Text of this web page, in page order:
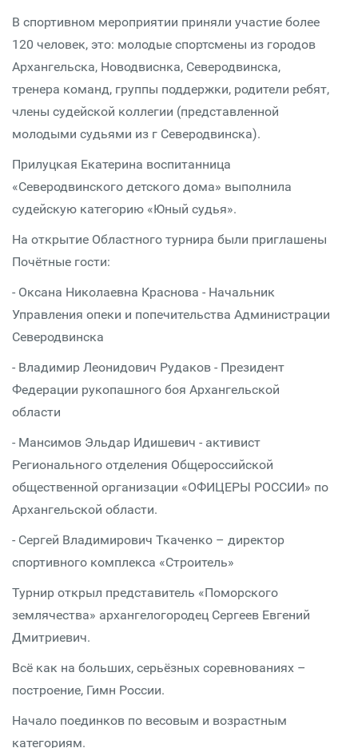
В спортивном мероприятии приняли участие более
120 человек, это: молодые спортсмены из городов
Архангельска, Новодвиснка, Северодвинска,
тренера команд, группы поддержки, родители ребят,
члены судейской коллегии (представленной
молодыми судьями из г Северодвинска).
Прилуцкая Екатерина воспитанница
«Северодвинского детского дома» выполнила
судейскую категорию «Юный судья».
На открытие Областного турнира были приглашены
Почётные гости:
- Оксана Николаевна Краснова - Начальник
Управления опеки и попечительства Администрации
Северодвинска
- Владимир Леонидович Рудаков - Президент
Федерации рукопашного боя Архангельской
области
- Мансимов Эльдар Идишевич - активист
Регионального отделения Общероссийской
общественной организации «ОФИЦЕРЫ РОССИИ» по
Архангельской области.
- Сергей Владимирович Ткаченко – директор
спортивного комплекса «Строитель»
Турнир открыл представитель «Поморского
землячества» архангелогородец Сергеев Евгений
Дмитриевич.
Всё как на больших, серьёзных соревнованиях –
построение, Гимн России.
Начало поединков по весовым и возрастным
категориям.